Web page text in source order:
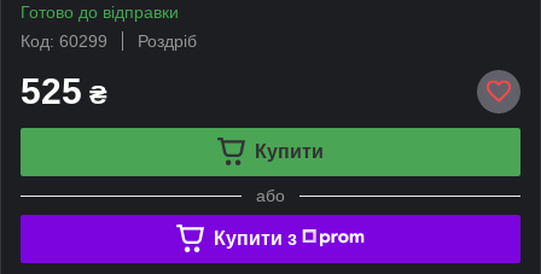
Готово до відправки
Код: 60299
Роздріб
525 ₴
Купити
або
Купити з